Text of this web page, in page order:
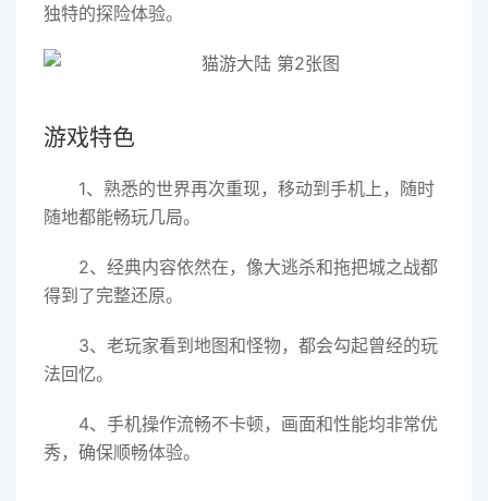
独特的探险体验。
游戏特色
1、熟悉的世界再次重现，移动到手机上，随时
随地都能畅玩几局。
2、经典内容依然在，像大逃杀和拖把城之战都
得到了完整还原。
3、老玩家看到地图和怪物，都会勾起曾经的玩
法回忆。
4、手机操作流畅不卡顿，画面和性能均非常优
秀，确保顺畅体验。